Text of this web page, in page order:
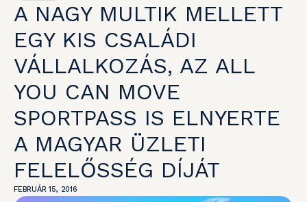
A NAGY MULTIK MELLETT
EGY KIS CSALÁDI
VÁLLALKOZÁS, AZ ALL
YOU CAN MOVE
SPORTPASS IS ELNYERTE
A MAGYAR ÜZLETI
FELELŐSSÉG DÍJÁT
FEBRUÁR 15, 2016